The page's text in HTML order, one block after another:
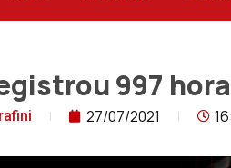
997
27/07/2021